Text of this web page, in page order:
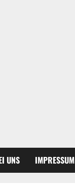
UNS IMPRESSUM